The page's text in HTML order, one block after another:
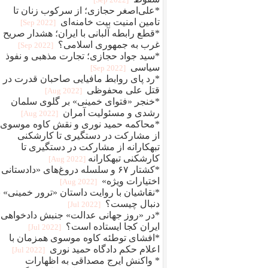
*علی‌اصغر حجازی؛ از سرکوب زنان تا
تامین امنیت بیت خامنه‌ای
[2022 Sep]
*قطع رابطه آلبانی با ایران؛ هشدار صریح
غرب به جمهوری اسلامی؟
[2022 Sep]
*سید جواد حجازی؛ تجارت مذهبی و نفوذ
سیاسی
[2022 Sep]
*رد پای روابط مافيایی صاحبان قدرت در
قتل علی محفوظی
[2022 Aug]
*خنجر «فتوای خمینی» بر گلوی سلمان
رشدی و مسئولیت آمران
[2022 Aug]
*محاکمه حمید نوری و نقش کاوه
از مشارکت در دستگیری تا کارشکنی
تبهکارانه از مشارکت در دستگیری تا
کارشکنی تبهکارانه [2022 Aug]
*کشتار ۶۷ و سلسله دروغ‌های «دادستانی
اختیارات ویژه»
[2022 Aug]
*نقاشیان با روایت داستان «ترور خمینی»
دنبال چیست؟
[2022 Jul]
*در «روز جهانی عدالت» جنبش دادخواهی
ایران کجا ایستاده است؟
[2022 Jul]
*افشای توطئه کاوه موسوی همزمان با
اعلام حکم دادگاه حمید نوری
[2022 Jul]
* واکنش ایرج مصداقی به اظهارات